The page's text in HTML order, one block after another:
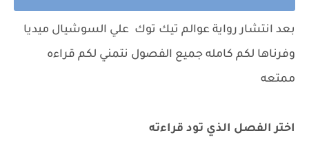
بعد انتشار رواية عوالم تيك توك علي السوشيال ميديا
وفرناها لكم كامله جميع الفصول نتمني لكم قراءه
ممتعه
اختر الفصل الذي تود قراءته